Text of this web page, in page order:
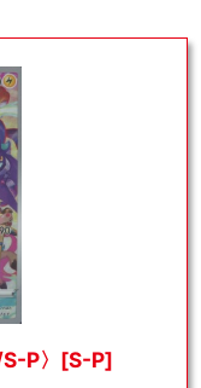
P〉[S-P]